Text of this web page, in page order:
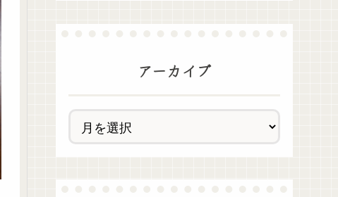
アーカイブ